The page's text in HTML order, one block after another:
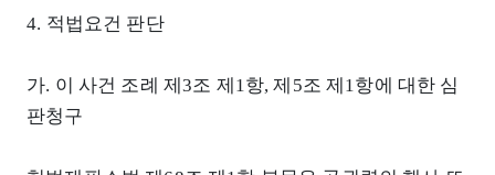
4. 적법요건 판단
가. 이 사건 조례 제3조 제1항, 제5조 제1항에 대한 심
판청구